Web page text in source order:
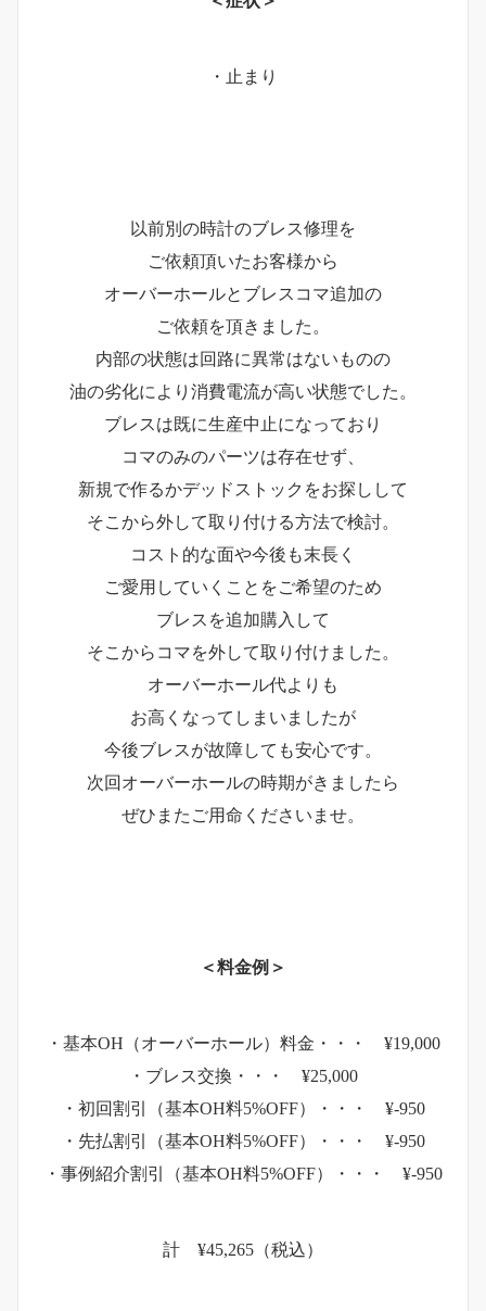
・止まり
以前別の時計のブレス修理を
ご依頼頂いたお客様から
オーバーホールとブレスコマ追加の
ご依頼を頂きました。
内部の状態は回路に異常はないものの
油の劣化により消費電流が高い状態でした。
ブレスは既に生産中止になっており
コマのみのパーツは存在せず、
新規で作るかデッドストックをお探しして
そこから外して取り付ける方法で検討。
コスト的な面や今後も末長く
ご愛用していくことをご希望のため
ブレスを追加購入して
そこからコマを外して取り付けました。
オーバーホール代よりも
お高くなってしまいましたが
今後ブレスが故障しても安心です。
次回オーバーホールの時期がきましたら
ぜひまたご用命くださいませ。
＜料金例＞
・基本OH（オーバーホール）料金・・・ ¥19,000
・ブレス交換・・・ ¥25,000
・初回割引（基本OH料5%OFF）・・・ ¥-950
・先払割引（基本OH料5%OFF）・・・ ¥-950
・事例紹介割引（基本OH料5%OFF）・・・ ¥-950
計 ¥45,265（税込）